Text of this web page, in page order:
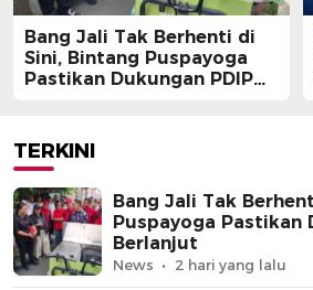
Bang Jali Tak Berhenti di
Sini, Bintang Puspayoga
Pastikan Dukungan PDIP
TERKINI
Bang Jali Tak
Puspayoga Pastikan
Berlanjut
News 2 hari yang lalu